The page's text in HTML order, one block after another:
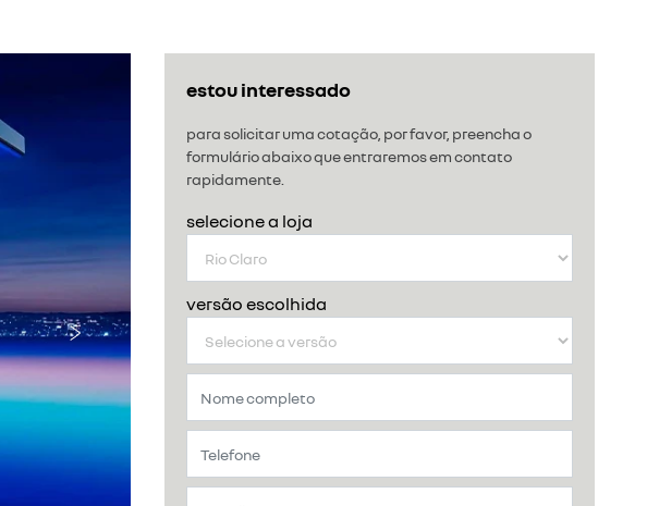
estou interessado
para solicitar uma cotação, por favor, preencha o
formulário abaixo que entraremos em contato
rapidamente.
selecione a loja
versão escolhida
Próximo